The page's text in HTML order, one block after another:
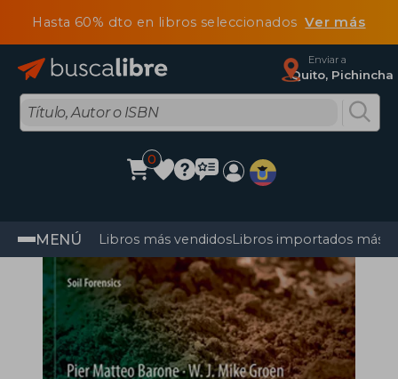
Hasta 60% dto en libros seleccionadosVer más
Enviar a
Quito, Pichincha
0
MENÚ Libros más vendidosLibros importados más